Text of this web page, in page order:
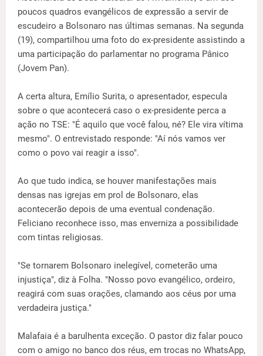
poucos quadros evangélicos de expressão a servir de
escudeiro a Bolsonaro nas últimas semanas. Na segunda
(19), compartilhou uma foto do ex-presidente assistindo a
uma participação do parlamentar no programa Pânico
(Jovem Pan).
A certa altura, Emílio Surita, o apresentador, especula
sobre o que acontecerá caso o ex-presidente perca a
ação no TSE: "É aquilo que você falou, né? Ele vira vítima
mesmo". O entrevistado responde: "Aí nós vamos ver
como o povo vai reagir a isso".
Ao que tudo indica, se houver manifestações mais
densas nas igrejas em prol de Bolsonaro, elas
acontecerão depois de uma eventual condenação.
Feliciano reconhece isso, mas enverniza a possibilidade
com tintas religiosas.
"Se tornarem Bolsonaro inelegível, cometerão uma
injustiça", diz à Folha. "Nosso povo evangélico, ordeiro,
reagirá com suas orações, clamando aos céus por uma
verdadeira justiça."
Malafaia é a barulhenta exceção. O pastor diz falar pouco
com o amigo no banco dos réus, em trocas no WhatsApp,